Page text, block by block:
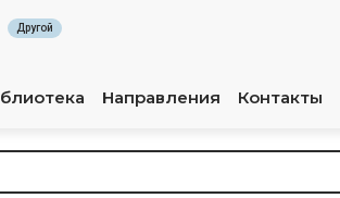
Другой
Направления Контакты